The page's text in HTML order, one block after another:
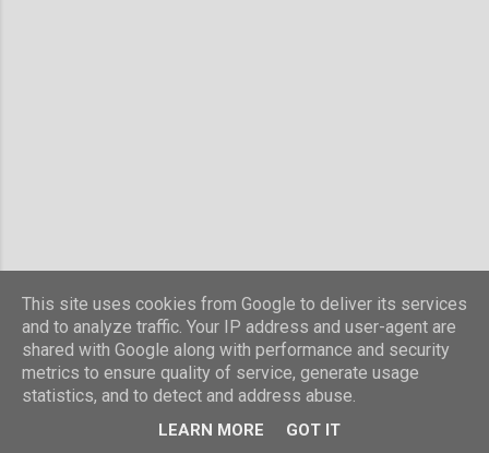
This site uses cookies from Google to deliver its services
and to analyze traffic. Your IP address and user-agent are
shared with Google along with performance and security
metrics to ensure quality of service, generate usage
statistics, and to detect and address abuse.
LEARN MORE GOT IT